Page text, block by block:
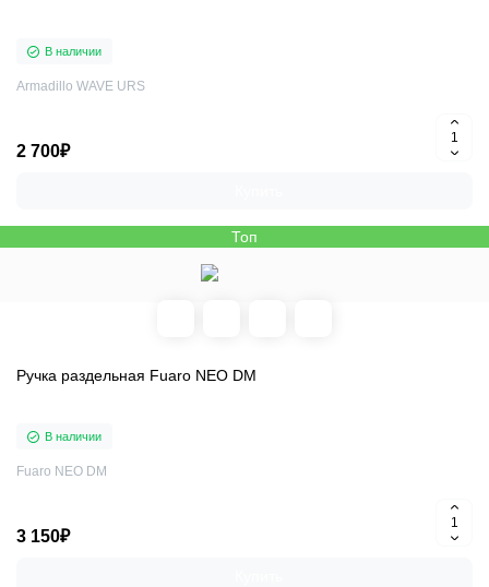
В наличии
Armadillo WAVE URS
2 700₽
Топ
Ручка раздельная Fuaro NEO DM
В наличии
Fuaro NEO DM
3 150₽